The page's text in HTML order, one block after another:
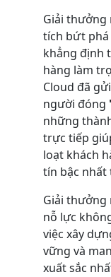
Giải thưởng
tích bứt
khẳng định
hàng làm
Cloud đã
người đóng
những
trực tiếp
loạt khách
tín bậc nhất
Giải thưởng
nỗ lực
việc xây
vững và
xuất sắc